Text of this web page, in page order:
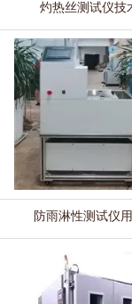
灼热丝测试仪技
防雨淋性测试仪